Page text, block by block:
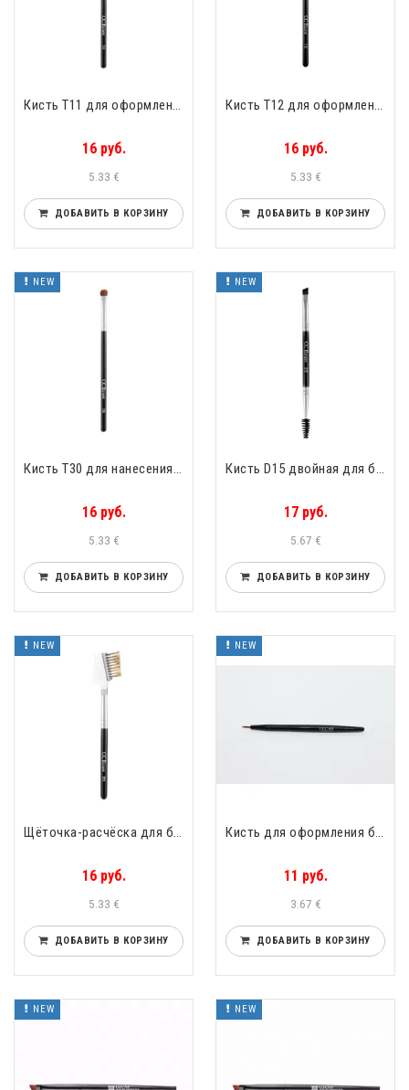
16 руб.
5.33 €
ДОБАВИТЬ В КОРЗИНУ
16 руб.
5.33 €
ДОБАВИТЬ В КОРЗИНУ
NEW
16 руб.
5.33 €
ДОБАВИТЬ В КОРЗИНУ
NEW
17 руб.
5.67 €
ДОБАВИТЬ В КОРЗИНУ
NEW
16 руб.
5.33 €
ДОБАВИТЬ В КОРЗИНУ
NEW
11 руб.
3.67 €
ДОБАВИТЬ В КОРЗИНУ
NEW NEW